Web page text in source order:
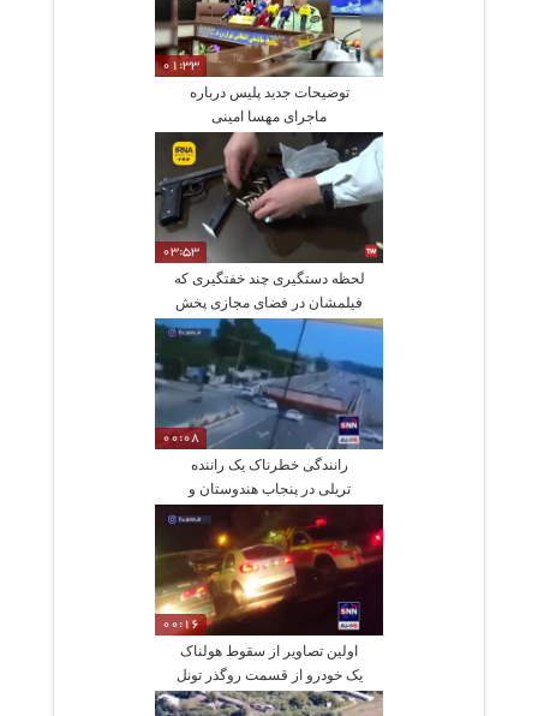
01:33
توضیحات جدید پلیس درباره
ماجرای مهسا امینی
03:53
لحظه دستگیری چند خفتگیری که
فیلمشان در فضای مجازی پخش
شده بود
00:08
رانندگی خطرناک یک‌ راننده
تریلی در پنجاب‌ هندوستان و
00:16
اولین تصاویر از سقوط هولناک
یک خودرو از قسمت روگذر تونل
توحید